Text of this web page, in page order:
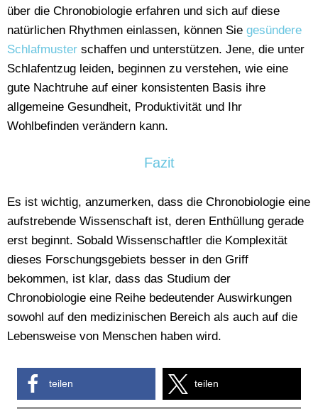
über die Chronobiologie erfahren und sich auf diese
natürlichen Rhythmen einlassen, können Sie gesündere
Schlafmuster schaffen und unterstützen. Jene, die unter
Schlafentzug leiden, beginnen zu verstehen, wie eine
gute Nachtruhe auf einer konsistenten Basis ihre
allgemeine Gesundheit, Produktivität und Ihr
Wohlbefinden verändern kann.
Fazit
Es ist wichtig, anzumerken, dass die Chronobiologie eine
aufstrebende Wissenschaft ist, deren Enthüllung gerade
erst beginnt. Sobald Wissenschaftler die Komplexität
dieses Forschungsgebiets besser in den Griff
bekommen, ist klar, dass das Studium der
Chronobiologie eine Reihe bedeutender Auswirkungen
sowohl auf den medizinischen Bereich als auch auf die
Lebensweise von Menschen haben wird.
teilen teilen